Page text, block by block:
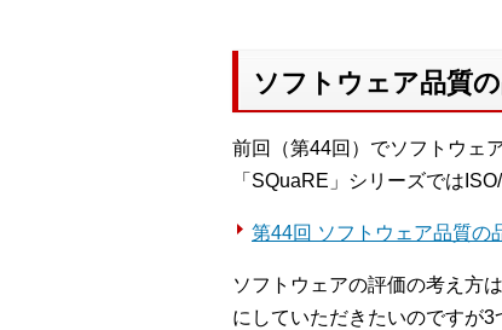
ソフトウェア品質
前回（第44回）でソフトウェ
「SQuaRE」シリーズでは
第44回 ソフトウェア品質の
ソフトウェアの評価の考え方
にしていただきたいのですが3